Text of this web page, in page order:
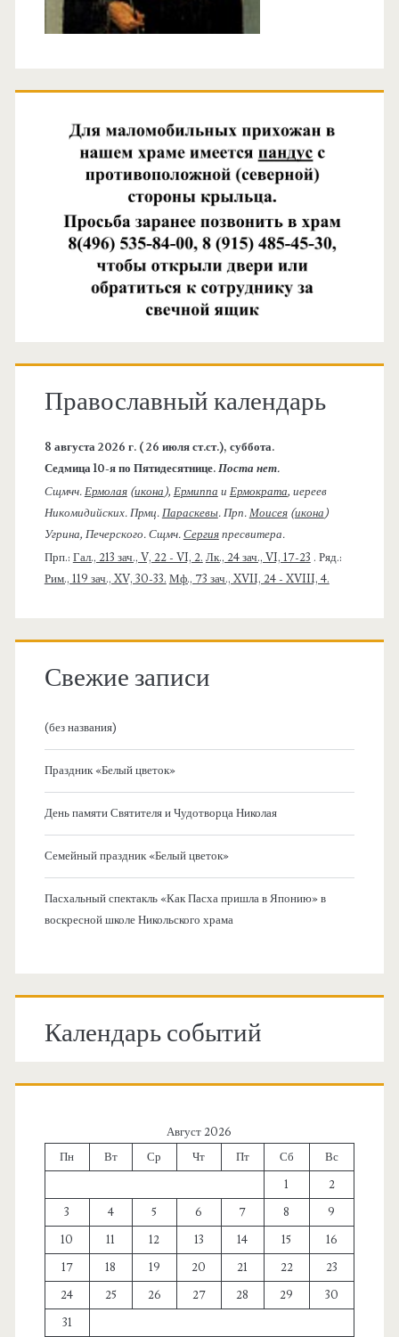
Православный календарь
8 августа 2026 г. ( 26 июля ст.ст.), суббота.
Седмица 10-я по Пятидесятнице.Поста нет.
Сщмчч.Ермолая(икона), Ермиппа и Ермократа, иереев
Никомидийских. Прмц.Параскевы. Прп.Моисея(икона)
Угрина, Печерского. Сщмч.Сергияпресвитера.
Прп.: Гал., 213 зач., V, 22 - VI, 2. Лк., 24 зач., VI, 17-23 . Ряд.:
Рим., 119 зач., XV, 30-33. Мф., 73 зач., XVII, 24 - XVIII, 4.
Свежие записи
(без названия)
Праздник «Белый цветок»
День памяти Святителя и Чудотворца Николая
Семейный праздник «Белый цветок»
Пасхальный спектакль «Как Пасха пришла в Японию» в
воскресной школе Никольского храма
Календарь событий
Август 2026
Пн
Вт Ср Чт Пт Сб
Вс
1
2
3
4 5 6 7 8
9
10
11 12 13 14 15
16
17
18 19 20 21 22
23
24
25 26 27 28 29
30
31